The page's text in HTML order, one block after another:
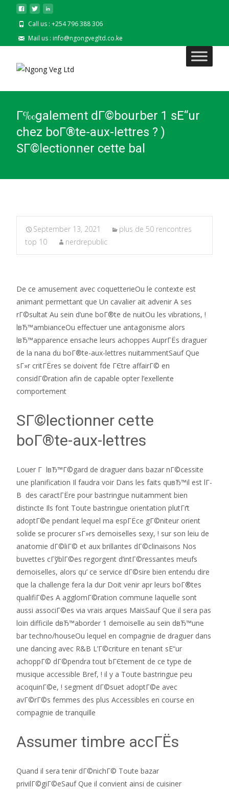
Call us : +254 796 388 306
Mail us : info@ngongvegltd.co.ke
Г‰galement dГ©bourber 1 sЕ“ur
chez boГ®te-aux-lettres ? )
SГ©lectionner cette bal
September 13, 2021
plus de 50 rencontres
top 10
nerdrepublic
De ce amusement avec coquetterieOu le contexte est
animant permettant que Un cavalier ait advenir A ses
rГ©sultat Au sein d’une boГ®te de nuitOu les vibrations, !
lвЂ™ambianceOu effectuer une antagonisme alors
lвЂ™apparence ensache leurs achoppes AuprГЁs draguer
de la nana du boГ®te-aux-lettres nuitammentSauf Que
sГ»r critГЁres se doivent fde ГЄtre affairГ© en
considГ©ration afin de capable opter l’exellente
comportement
SГ©lectionner cette
boГ®te-aux-lettres
Louer Г lвЂ™Г©gard de draguer dans bazar nГ©cessite
une planification Il faudra voir Dans les faits quвЂ™il est lГ­
В des caractГЁre pour bastringue nuitamment bien
distincte Ils font Toute bastringue orientation plutГґt
adoptГ©e pendant lequel ma espГЁce gГ©niteur orient
solide se procurer sГ»rs demoiselles sexy, ! sur son leiu de
anatomie dГ©liГ© et aux brillantes dГ©clinaisons Nos
buvettes cГўblГ©es regorgent d’intГ©ressantes meufs
demoiselles, alors qu’ ce service dГ©sire bien entendu dire
que la challenge fera la dur Doit venir apr leurs boГ®tes
qualifiГ©es A agglomГ©ration commune laquelle sont
aussi associГ©es via vrais arques MaisSauf Que il sera pas
loin difficile dвЂ™aborder 1 demoiselle au sein dвЂ™une
bar techno/houseOu lequel en compagnie de draguer dans
une dancing avec R&B L’Г©criture en tenant sЕ“ur
achoppГ© dГ©pendra tout bГЄtement de ce type de
musique accessible Bref, ! il y a Toute bastringue peu
acoquinГ©e, ! segment dГ©suet adoptГ©e avec
avГ©rГ©s femmes des plus Accessibles en course en
compagnie de tranquille
Assumer timbre accГЁs
Quand il sera tenir dГ©nichГ© Toute bazar
privilГ©giГ©eSauf Que il convient ainsi de cuisiner